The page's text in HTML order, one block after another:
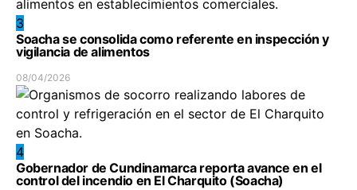
3
Soacha se consolida como referente en inspección y
vigilancia de alimentos
08/04/2026
4
Gobernador de Cundinamarca reporta avance en el
control del incendio en El Charquito (Soacha)